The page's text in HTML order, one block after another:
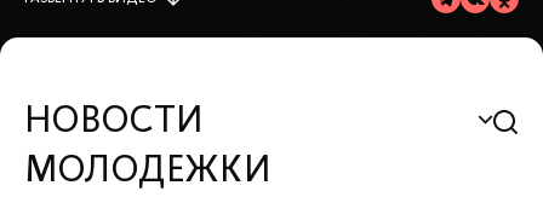
НОВОСТИ
МОЛОДЕЖКИ